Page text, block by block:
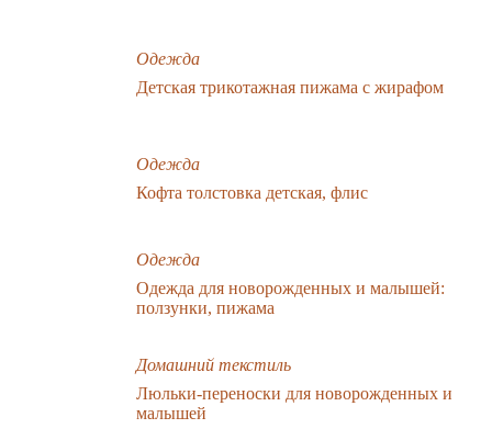
Одежда
Детская трикотажная пижама с жирафом
Одежда
Кофта толстовка детская, флис
Одежда
Одежда для новорожденных и малышей:
ползунки, пижама
Домашний текстиль
Люльки-переноски для новорожденных и
малышей